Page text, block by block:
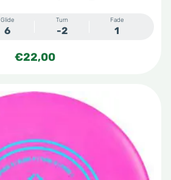
Glide
6
Turn
-2
Fade
1
€22,00